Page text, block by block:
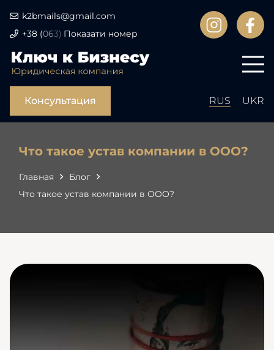
k2bmails@gmail.com
+38(063) Показати номер
Консультация RUS UKR
Что такое устав компании в ООО?
Главная
Блог
Что такое устав компании в ООО?